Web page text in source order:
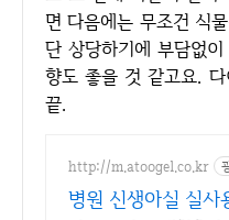
면 다음에는 무조건 식
단 상당하기에 부담없
향도 좋을 것 같고요.
끝.
http://m.atoogel.co.kr
병원 신생아실 실사